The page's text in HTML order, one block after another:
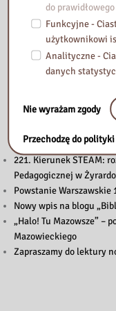
Przeczytaj
221. Kierunek STEAM:
Pedagogicznej w
Powstanie Warszawskie
Nowy wpis na blogu
„Halo! Tu Mazowsze” –
Mazowieckiego
Zapraszamy do lektury
do
Funkcyjne -
użytkownikowi
Analityczne -
danych
Nie wyrażam zgody
Przechodzę do